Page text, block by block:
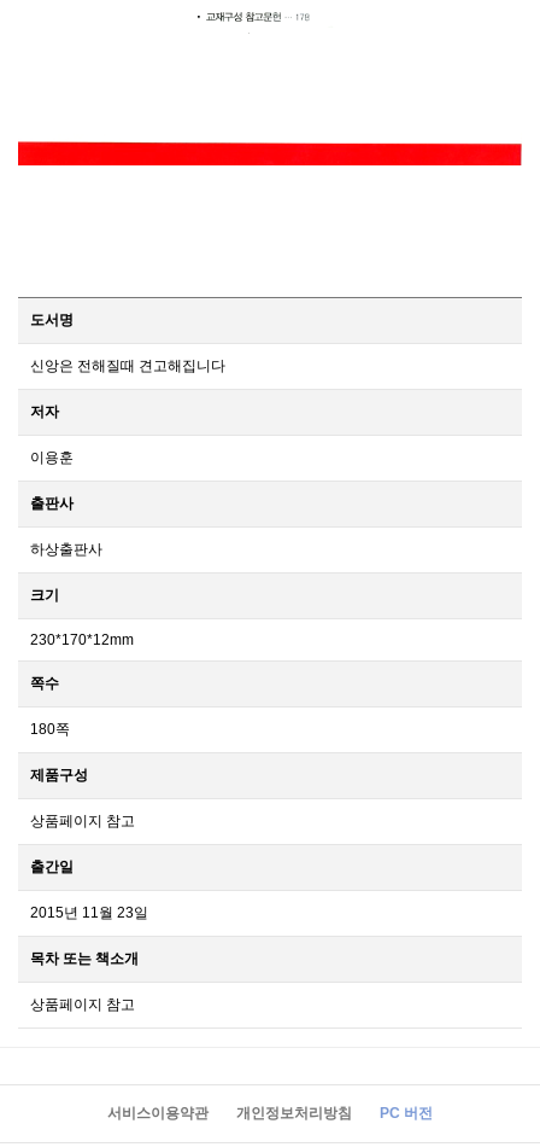
도서명
신앙은 전해질때 견고해집니다
저자
이용훈
출판사
하상출판사
크기
230*170*12mm
쪽수
180쪽
제품구성
상품페이지 참고
출간일
2015년 11월 23일
목차 또는 책소개
상품페이지 참고
서비스이용약관 개인정보처리방침 PC 버전